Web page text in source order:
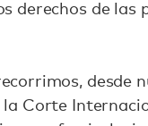
derechos de las
desde
la Corte